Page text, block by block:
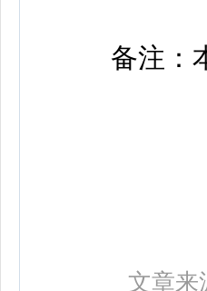
备注：本
文章来